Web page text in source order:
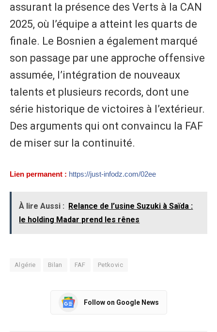
assurant la présence des Verts à la CAN
2025, où l’équipe a atteint les quarts de
finale. Le Bosnien a également marqué
son passage par une approche offensive
assumée, l’intégration de nouveaux
talents et plusieurs records, dont une
série historique de victoires à l’extérieur.
Des arguments qui ont convaincu la FAF
de miser sur la continuité.
Lien permanent : https://just-infodz.com/02ee
À lire Aussi : Relance de l’usine Suzuki à Saïda :
le holding Madar prend les rênes
Algérie Bilan FAF Petkovic
Follow on Google News